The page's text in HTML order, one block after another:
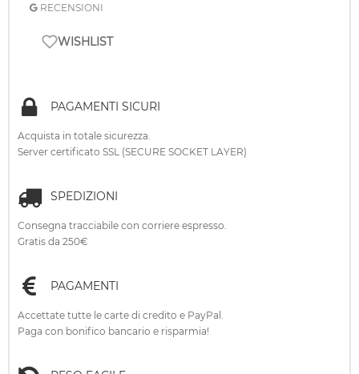
RECENSIONI
WISHLIST
PAGAMENTI SICURI
Acquista in totale sicurezza.
Server certificato SSL (SECURE SOCKET LAYER)
SPEDIZIONI
Consegna tracciabile con corriere espresso.
Gratis da 250€
PAGAMENTI
Accettate tutte le carte di credito e PayPal.
Paga con bonifico bancario e risparmia!